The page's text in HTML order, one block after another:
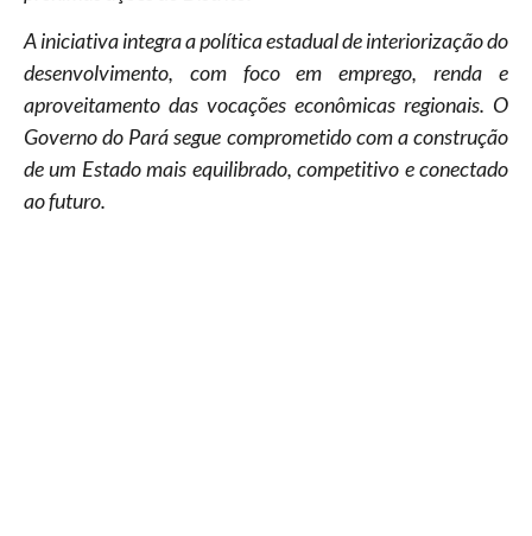
A iniciativa integra a política estadual de interiorização do
desenvolvimento, com foco em emprego, renda e
aproveitamento das vocações econômicas regionais. O
Governo do Pará segue comprometido com a construção
de um Estado mais equilibrado, competitivo e conectado
ao futuro.